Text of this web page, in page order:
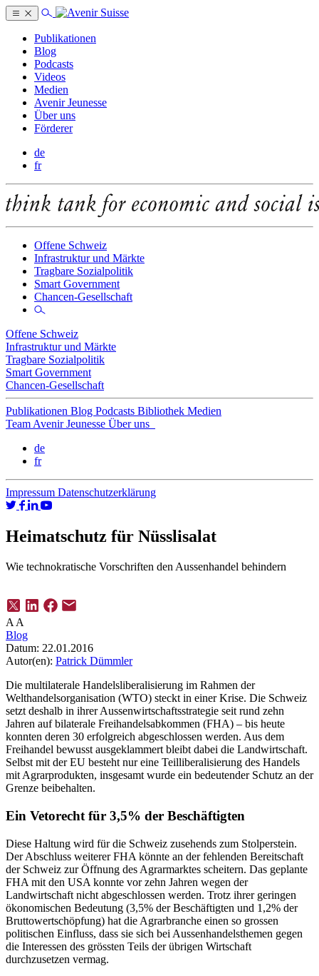
Publikationen
Blog
Podcasts
Videos
Medien
Avenir Jeunesse
Über uns
Förderer
de
fr
Offene Schweiz
Infrastruktur und Märkte
Tragbare Sozialpolitik
Smart Government
Chancen-Gesellschaft
Offene Schweiz
Infrastruktur und Märkte
Tragbare Sozialpolitik
Smart Government
Chancen-Gesellschaft
Publikationen Blog Podcasts Bibliothek Medien
Team Avenir Jeunesse Über uns
de
fr
Impressum Datenschutzerklärung
Heimatschutz für Nüsslisalat
Wie technokratische Vorschriften den Aussenhandel behindern
A A
Blog
Datum: 22.01.2016
Autor(en): Patrick Dümmler
Die multilaterale Handelsliberalisierung im Rahmen der
Welthandelsorganisation (WTO) steckt in einer Krise. Die Schweiz
setzt deshalb in ihrer Aussenwirtschaftsstrategie seit rund zehn
Jahren auf bilaterale Freihandelsabkommen (FHA) – bis heute
konnten deren 30 erfolgreich abgeschlossen werden. Aus dem
Freihandel bewusst ausgeklammert bleibt dabei die Landwirtschaft.
Selbst mit der EU besteht nur eine Teilliberalisierung des Handels
mit Agrarprodukten, insgesamt wurde ein bedeutender Schutz an der
Grenze beibehalten.
Ein Vetorecht für 3,5% der Beschäftigten
Diese Haltung wird für die Schweiz zusehends zum Stolperstein.
Der Abschluss weiterer FHA könnte an der fehlenden Bereitschaft
der Schweiz zur Öffnung des Agrarmarktes scheitern. Das geplante
FHA mit den USA konnte vor zehn Jahren wegen der
Landwirtschaft nicht abgeschlossen werden. Trotz ihrer geringen
ökonomischen Bedeutung (3,5% der Beschäftigten und 1,2% der
Bruttowertschöpfung) hat die Agrarbranche einen so grossen
politischen Einfluss, dass sie sich bei Aussenhandelsthemen gegen
die Interessen des grössten Teils der übrigen Wirtschaft
durchzusetzen vermag.